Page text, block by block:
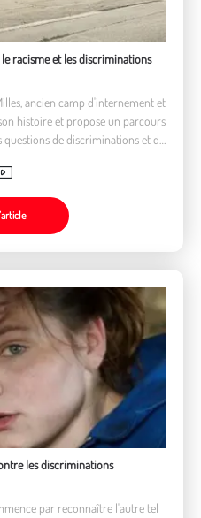
racisme et les discriminations
ancien camp d'internement et
histoire et propose un parcours
de discriminations et de
les discriminations
par reconnaître l'autre tel